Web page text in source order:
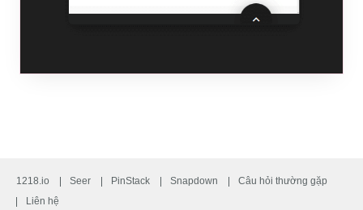
1218.io Seer PinStack Snapdown
Câu hỏi thường gặp
Liên hệ